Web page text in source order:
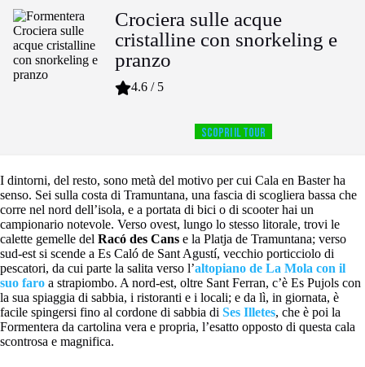
Crociera sulle acque
cristalline con snorkeling e
pranzo
4.6 / 5
SCOPRI IL TOUR
I dintorni, del resto, sono metà del motivo per cui Cala en Baster ha
senso. Sei sulla costa di Tramuntana, una fascia di scogliera bassa che
corre nel nord dell’isola, e a portata di bici o di scooter hai un
campionario notevole. Verso ovest, lungo lo stesso litorale, trovi le
calette gemelle del Racó des Cans e la Platja de Tramuntana; verso
sud-est si scende a Es Caló de Sant Agustí, vecchio porticciolo di
pescatori, da cui parte la salita verso l’altopiano de La Mola con il
suo faro a strapiombo. A nord-est, oltre Sant Ferran, c’è Es Pujols con
la sua spiaggia di sabbia, i ristoranti e i locali; e da lì, in giornata, è
facile spingersi fino al cordone di sabbia di Ses Illetes, che è poi la
Formentera da cartolina vera e propria, l’esatto opposto di questa cala
scontrosa e magnifica.